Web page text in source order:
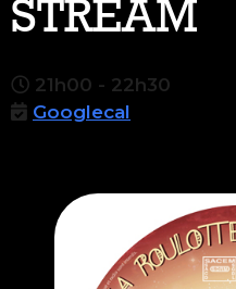
STREAM
21h00 - 22h30
Googlecal